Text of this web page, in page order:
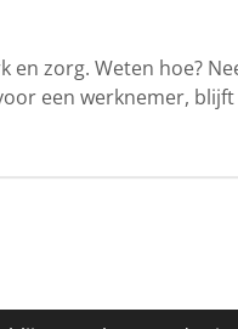
en zorg. Weten hoe?
een werknemer,